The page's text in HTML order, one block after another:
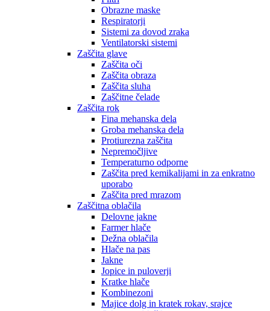
Obrazne maske
Respiratorji
Sistemi za dovod zraka
Ventilatorski sistemi
Zaščita glave
Zaščita oči
Zaščita obraza
Zaščita sluha
Zaščitne čelade
Zaščita rok
Fina mehanska dela
Groba mehanska dela
Protiurezna zaščita
Nepremočljive
Temperaturno odporne
Zaščita pred kemikalijami in za enkratno
uporabo
Zaščita pred mrazom
Zaščitna oblačila
Delovne jakne
Farmer hlače
Dežna oblačila
Hlače na pas
Jakne
Jopice in puloverji
Kratke hlače
Kombinezoni
Majice dolg in kratek rokav, srajce